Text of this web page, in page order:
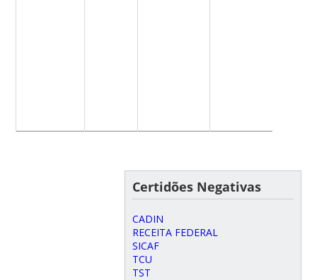
Certidões Negativas
CADIN
RECEITA FEDERAL
SICAF
TCU
TST